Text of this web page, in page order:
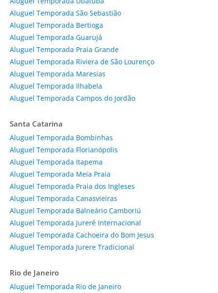
Aluguel Temporada São Sebastião
Aluguel Temporada Bertioga
Aluguel Temporada Guarujá
Aluguel Temporada Praia Grande
Aluguel Temporada Riviera de São Lourenço
Aluguel Temporada Maresias
Aluguel Temporada Ilhabela
Aluguel Temporada Campos do Jordão
Santa Catarina
Aluguel Temporada Bombinhas
Aluguel Temporada Florianópolis
Aluguel Temporada Itapema
Aluguel Temporada Meia Praia
Aluguel Temporada Praia dos Ingleses
Aluguel Temporada Canasvieiras
Aluguel Temporada Balneário Camboriú
Aluguel Temporada Jurerê Internacional
Aluguel Temporada Cachoeira do Bom Jesus
Aluguel Temporada Jurere Tradicional
Rio de Janeiro
Aluguel Temporada Rio de Janeiro